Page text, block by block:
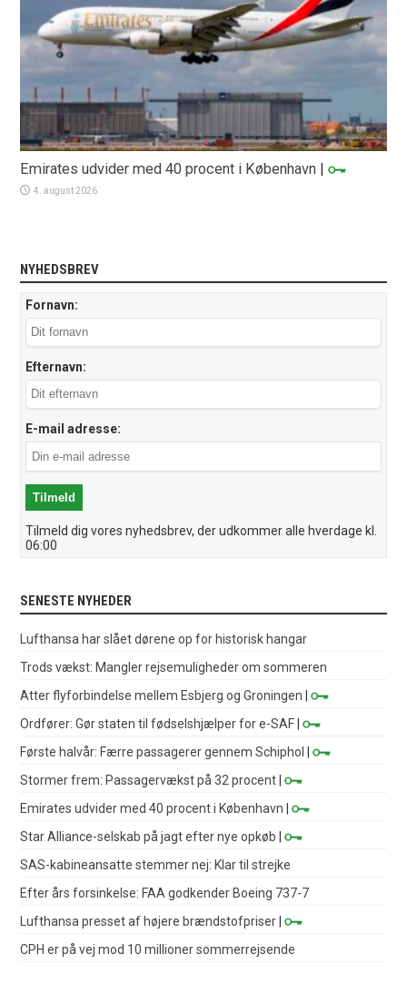
Emirates udvider med 40 procent i København |
4. august 2026
NYHEDSBREV
Fornavn:
Efternavn:
E-mail adresse:
Tilmeld dig vores nyhedsbrev, der udkommer alle hverdage kl.
06:00
SENESTE NYHEDER
Lufthansa har slået dørene op for historisk hangar
Trods vækst: Mangler rejsemuligheder om sommeren
Atter flyforbindelse mellem Esbjerg og Groningen |
Ordfører: Gør staten til fødselshjælper for e-SAF |
Første halvår: Færre passagerer gennem Schiphol
|
Stormer frem: Passagervækst på 32 procent |
Emirates udvider med 40 procent i København |
Star Alliance-selskab på jagt efter nye opkøb |
SAS-kabineansatte stemmer nej: Klar til strejke
Efter års forsinkelse: FAA godkender Boeing 737-7
Lufthansa presset af højere brændstofpriser |
CPH er på vej mod 10 millioner sommerrejsende